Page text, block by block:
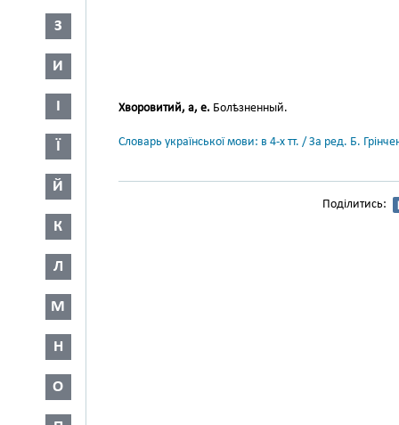
З
И
І
Ї
Й
К
Л
М
Н
О
Хворовитий, а, е. Болѣзненный.
Словарь української мови: в 4-х тт. / За ред. Б.
Поділитись: